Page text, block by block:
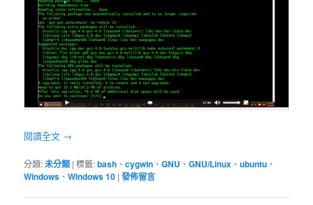
閱讀全文 →
分類:未分類 |標籤:bash 、cygwin 、GNU 、GNU/Linux 、ubuntu 、
Windows 、Windows 10 |發佈留言